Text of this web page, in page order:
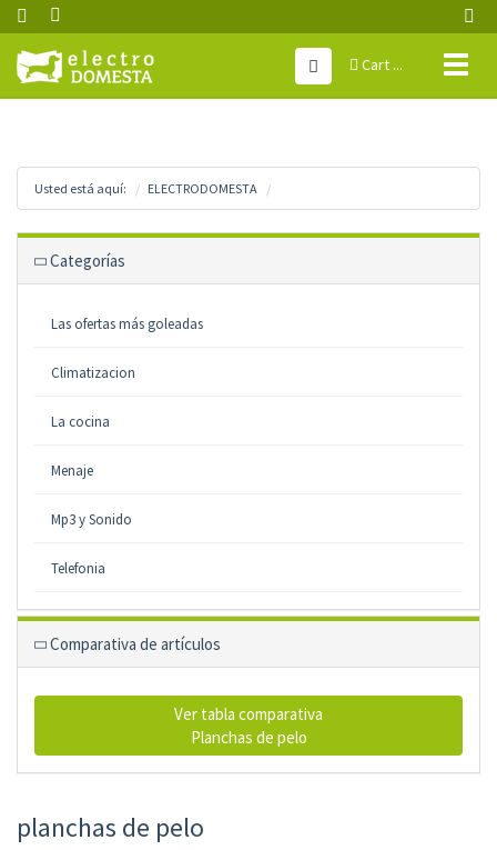
Cart ...
Usted está aquí: ELECTRODOMESTA
Categorías
Las ofertas más goleadas
Climatizacion
La cocina
Menaje
Mp3 y Sonido
Telefonia
Comparativa de artículos
Ver tabla comparativa
Planchas de pelo
planchas de pelo